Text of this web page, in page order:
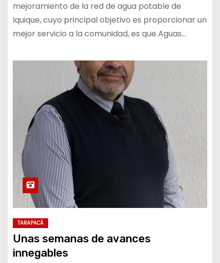
mejoramiento de la red de agua potable de
Iquique, cuyo principal objetivo es proporcionar un
mejor servicio a la comunidad, es que Aguas…
TARAPACÁ
Unas semanas de avances
innegables